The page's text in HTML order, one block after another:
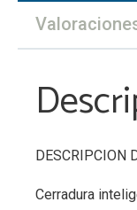
DESCRIPCION
Cerradura